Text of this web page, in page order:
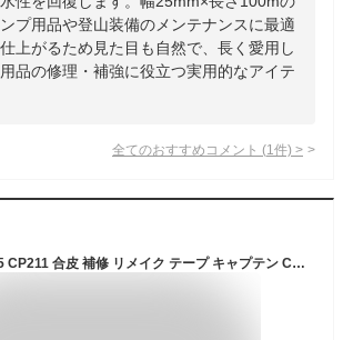
プ用品や登山装備のメンテナンスに最適
上がるため見た目も自然で、長く愛用し
品の修理・補強に役立つ実用的なアイテ
全てのおすすめコメント (1 件) >
合皮の補修テープ25 CP211 合皮 補修 リメイク テープ キャプテン CAPTAIN ソファー カバン 鞄 傘 自転車 サドル 黒 こげ茶 半透明